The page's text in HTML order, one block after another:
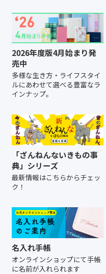
2026年度版4月始まり発
売中
多様な生き方・ライフスタイ
ルにあわせて選べる豊富なラ
インナップ。
「ざんねんないきもの事
典」シリーズ
最新情報はこちらからチェッ
ク！
名入れ手帳
オンラインショップにて手帳
に名前が入れられます